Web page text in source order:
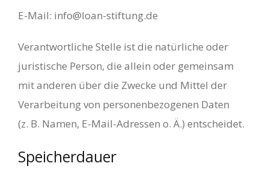
E-Mail: info@loan-stiftung.de
Verantwortliche Stelle ist die natürliche oder
juristische Person, die allein oder gemeinsam
mit anderen über die Zwecke und Mittel der
Verarbeitung von personenbezogenen Daten
(z. B. Namen, E-Mail-Adressen o. Ä.) entscheidet.
Speicherdauer